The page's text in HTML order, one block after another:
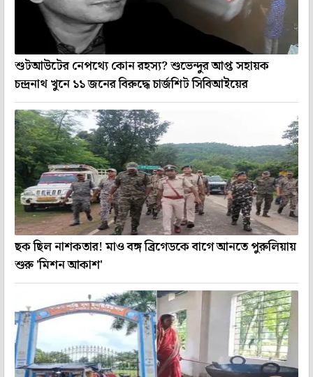
শুটআউটের নেপথ্যে কোন রহস্য? শুভেন্দুর আপ্ত সহায়ক
চন্দ্রনাথ খুনে ১১ জনের বিরুদ্ধে চার্জশিট সিবিআইয়ের
ছক ছিল নাশকতার! মাও বঙ্গ ব্রিগেডকে বাগে আনতে পুরুলিয়ায়
শুরু 'মিশন আকাশ'